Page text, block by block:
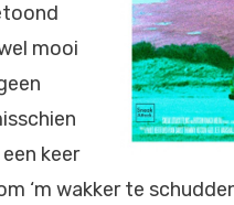
mooi
keer
‘m wakker te